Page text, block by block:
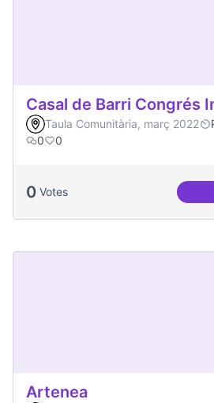
Casal de Barri Congrés
Taula Comunitària, març 2022
0
0
0 Votes
Artenea